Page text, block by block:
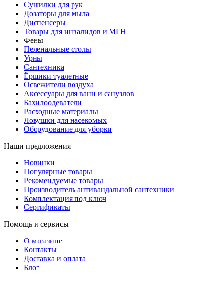
Сушилки для рук
Дозаторы для мыла
Диспенсеры
Товары для инвалидов и МГН
Фены
Пеленальные столы
Урны
Сантехника
Ёршики туалетные
Освежители воздуха
Аксессуары для ванн и санузлов
Бахилоодеватели
Расходные материалы
Ловушки для насекомых
Оборудование для уборки
Наши предложения
Новинки
Популярные товары
Рекомендуемые товары
Производитель антивандальной сантехники
Комплектация под ключ
Сертификаты
Помощь и сервисы
О магазине
Контакты
Доставка и оплата
Блог